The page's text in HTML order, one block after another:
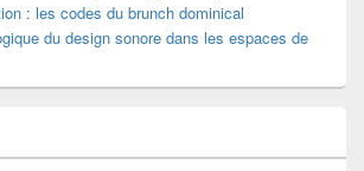
: les codes du brunch dominical
du design sonore dans les espaces de